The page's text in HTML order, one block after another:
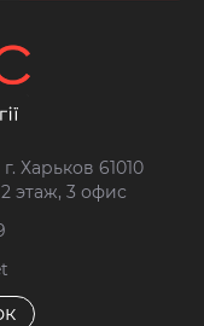
Харьков 61010
этаж, 3 офис